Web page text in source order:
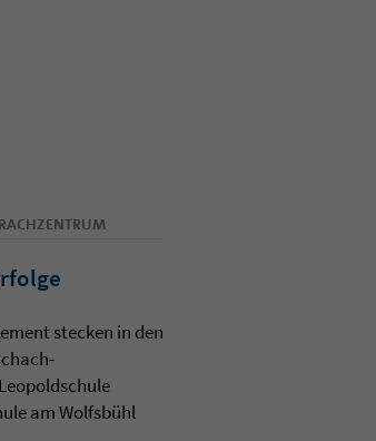
stecken in den
am Wolfsbühl